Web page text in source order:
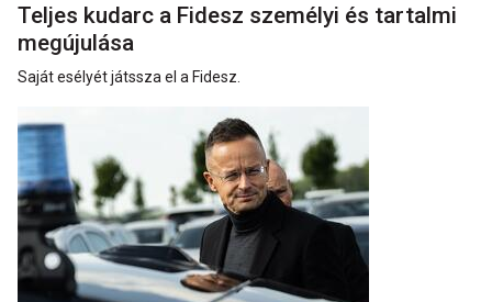
Teljes kudarc a Fidesz személyi és tartalmi
megújulása
Saját esélyét játssza el a Fidesz.